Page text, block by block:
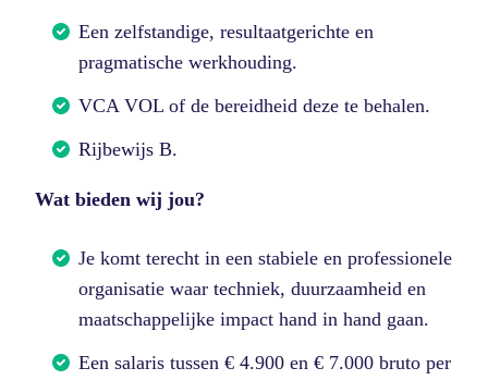
Een zelfstandige, resultaatgerichte en
pragmatische werkhouding.
VCA VOL of de bereidheid deze te behalen.
Rijbewijs B.
Wat bieden wij jou?
Je komt terecht in een stabiele en professionele
organisatie waar techniek, duurzaamheid en
maatschappelijke impact hand in hand gaan.
Een salaris tussen € 4.900 en € 7.000 bruto per